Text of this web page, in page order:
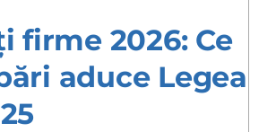
firme 2026: Ce
aduce Legea